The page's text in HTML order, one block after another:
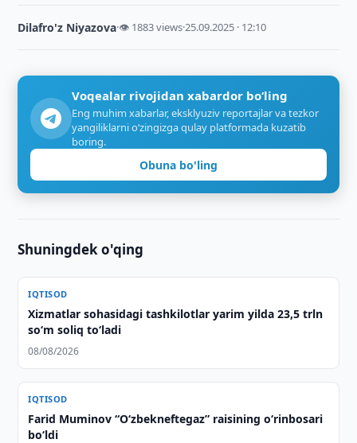
Dilafro'z Niyazova·👁 1883 views·25.09.2025 · 12:10
Voqealar rivojidan xabardor bo‘ling
Eng muhim xabarlar, eksklyuziv reportajlar va tezkor
yangiliklarni o‘zingizga qulay platformada kuzatib
boring.
Obuna bo'ling
Shuningdek o'qing
IQTISOD
Xizmatlar sohasidagi tashkilotlar yarim yilda 23,5 trln
so‘m soliq to‘ladi
08/08/2026
IQTISOD
Farid Muminov “O‘zbekneftegaz” raisining o‘rinbosari
bo‘ldi